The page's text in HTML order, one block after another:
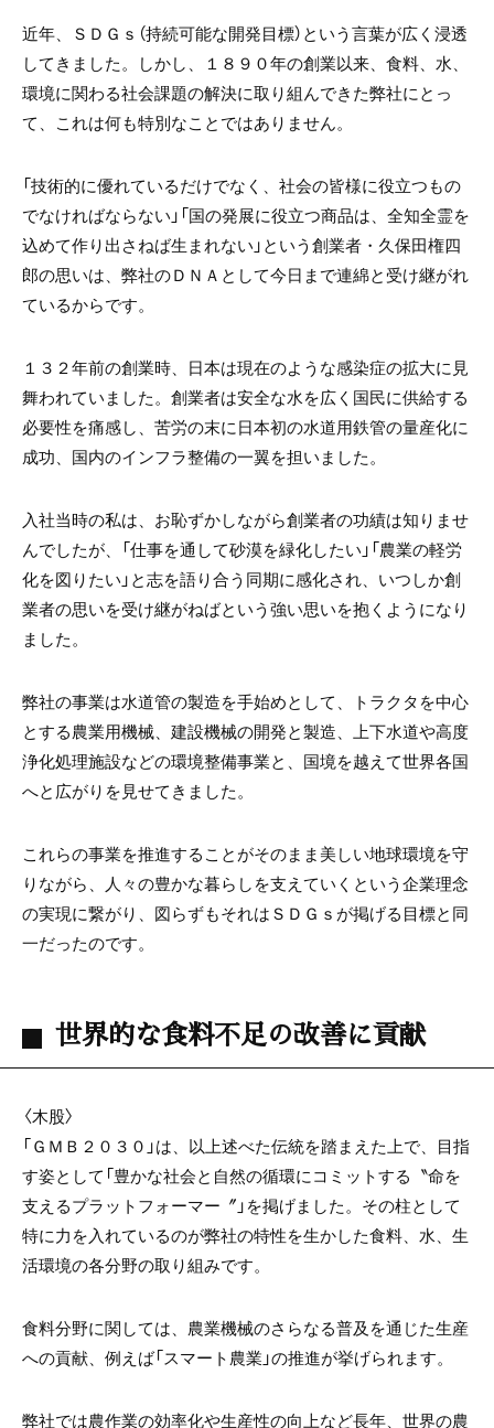
近年、ＳＤＧｓ（持続可能な開発目標）という言葉が広く浸透
してきました。しかし、１８９０年の創業以来、食料、水、
環境に関わる社会課題の解決に取り組んできた弊社にとっ
て、これは何も特別なことではありません。
「技術的に優れているだけでなく、社会の皆様に役立つもの
でなければならない」「国の発展に役立つ商品は、全知全霊を
込めて作り出さねば生まれない」という創業者・久保田権四
郎の思いは、弊社のＤＮＡとして今日まで連綿と受け継がれ
ているからです。
１３２年前の創業時、日本は現在のような感染症の拡大に見
舞われていました。創業者は安全な水を広く国民に供給する
必要性を痛感し、苦労の末に日本初の水道用鉄管の量産化に
成功、国内のインフラ整備の一翼を担いました。
入社当時の私は、お恥ずかしながら創業者の功績は知りませ
んでしたが、「仕事を通して砂漠を緑化したい」「農業の軽労
化を図りたい」と志を語り合う同期に感化され、いつしか創
業者の思いを受け継がねばという強い思いを抱くようになり
ました。
弊社の事業は水道管の製造を手始めとして、トラクタを中心
とする農業用機械、建設機械の開発と製造、上下水道や高度
浄化処理施設などの環境整備事業と、国境を越えて世界各国
へと広がりを見せてきました。
これらの事業を推進することがそのまま美しい地球環境を守
りながら、人々の豊かな暮らしを支えていくという企業理念
の実現に繋がり、図らずもそれはＳＤＧｓが掲げる目標と同
一だったのです。
世界的な食料不足の改善に貢献
〈木股〉
「ＧＭＢ２０３０」は、以上述べた伝統を踏まえた上で、目指
す姿として「豊かな社会と自然の循環にコミットする〝命を
支えるプラットフォーマー〞」を掲げました。その柱として
特に力を入れているのが弊社の特性を生かした食料、水、生
活環境の各分野の取り組みです。
食料分野に関しては、農業機械のさらなる普及を通じた生産
への貢献、例えば「スマート農業」の推進が挙げられます。
弊社では農作業の効率化や生産性の向上など長年、世界の農